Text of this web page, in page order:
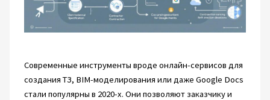
Современные инструменты вроде онлайн-сервисов для
создания ТЗ, BIM-моделирования или даже Google Docs
стали популярны в 2020-х. Они позволяют заказчику и